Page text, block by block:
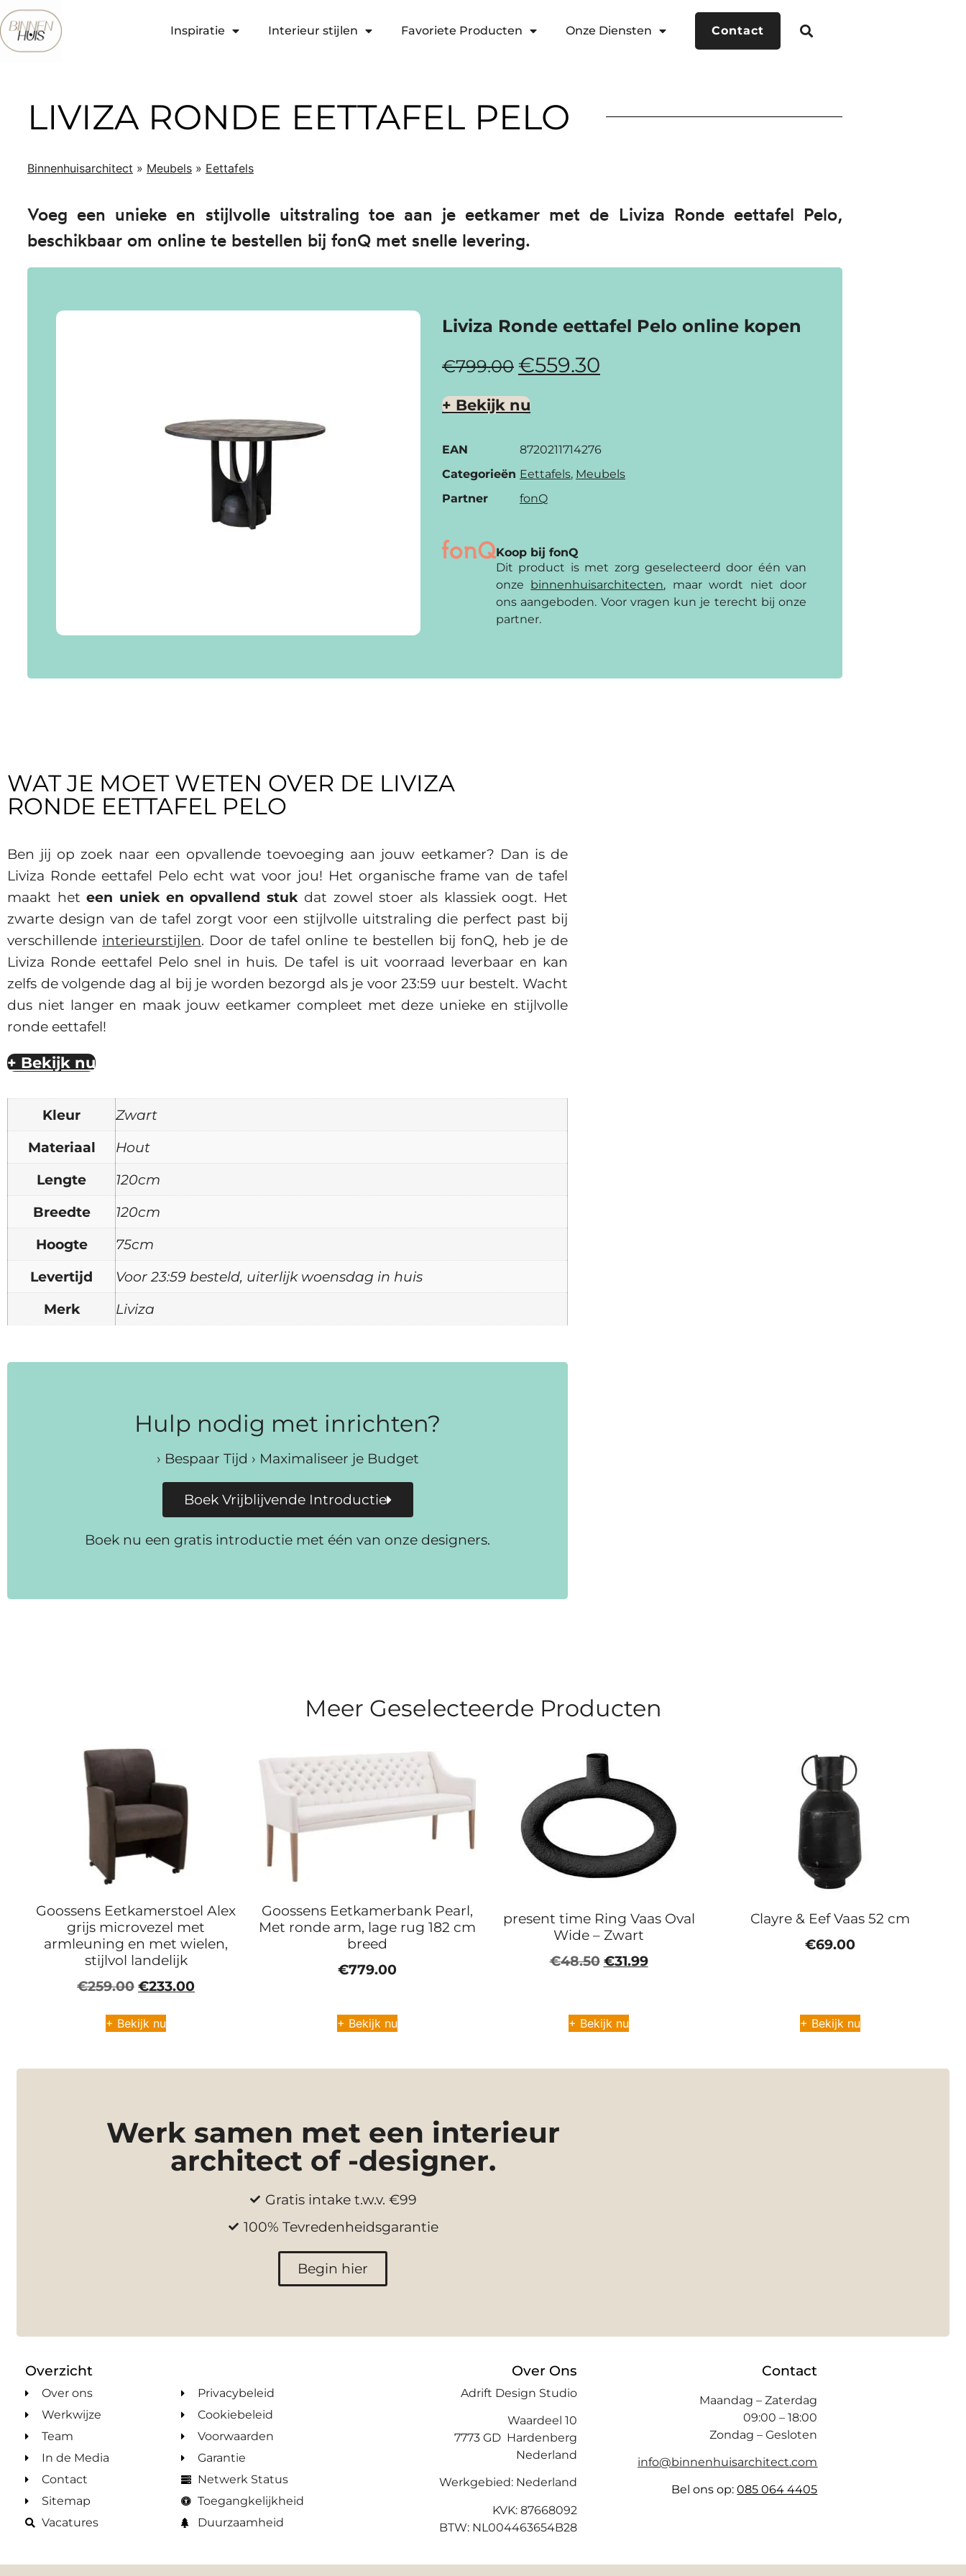
Inspiratie Interieur stijlen Favoriete Producten Onze Diensten Contact
LIVIZA RONDE EETTAFEL PELO
Binnenhuisarchitect » Meubels » Eettafels
Voeg een unieke en stijlvolle uitstraling toe aan je eetkamer met de Liviza Ronde eettafel Pelo,
beschikbaar om online te bestellen bij fonQ met snelle levering.
Liviza Ronde eettafel Pelo online kopen
€799.00 €559.30
+ Bekijk nu
EAN
8720211714276
Categorieën Eettafels, Meubels
Partner
fonQ
Koop bij fonQ
Dit product is met zorg geselecteerd door één van
onze binnenhuis­architecten, maar wordt niet door
ons aangeboden. Voor vragen kun je terecht bij onze
partner.
WAT JE MOET WETEN OVER DE LIVIZA
RONDE EETTAFEL PELO
Ben jij op zoek naar een opvallende toevoeging aan jouw eetkamer? Dan is de
Liviza Ronde eettafel Pelo echt wat voor jou! Het organische frame van de tafel
maakt heteen uniek en opvallend stukdat zowel stoer als klassiek oogt. Het
zwarte design van de tafel zorgt voor een stijlvolle uitstraling die perfect past bij
verschillende interieurstijlen. Door de tafel online te bestellen bij fonQ, heb je de
Liviza Ronde eettafel Pelo snel in huis. De tafel is uit voorraad leverbaar en kan
zelfs de volgende dag al bij je worden bezorgd als je voor 23:59 uur bestelt. Wacht
dus niet langer en maak jouw eetkamer compleet met deze unieke en stijlvolle
ronde eettafel!
+ Bekijk nu
Kleur
Zwart
Materiaal
Hout
Lengte
120cm
Breedte
120cm
Hoogte
75cm
Levertijd
Voor 23:59 besteld, uiterlijk woensdag in huis
Merk
Liviza
Hulp nodig met inrichten?
› Bespaar Tijd › Maximaliseer je Budget
Boek Vrijblijvende Introductie
Boek nu een gratis introductie met één van onze designers.
Meer Geselecteerde Producten
Goossens Eetkamerstoel Alex
grijs microvezel met
armleuning en met wielen,
stijlvol landelijk
€259.00 €233.00
+ Bekijk nu
Goossens Eetkamerbank Pearl,
Met ronde arm, lage rug 182 cm
breed
€779.00
+ Bekijk nu
present time Ring Vaas Oval
Wide – Zwart
€48.50 €31.99
+ Bekijk nu
Clayre & Eef Vaas 52 cm
€69.00
+ Bekijk nu
Werk samen met een interieur
architect of -designer.
Gratis intake t.w.v. €99
100% Tevredenheidsgarantie
Begin hier
Overzicht
Over ons
Werkwijze
Team
In de Media
Contact
Sitemap
Vacatures
Privacybeleid
Cookiebeleid
Voorwaarden
Garantie
Netwerk Status
Toegangkelijkheid
Duurzaamheid
Over Ons
Adrift Design Studio
Waardeel 10
7773 GD Hardenberg
Nederland
Werkgebied: Nederland
KVK: 87668092
BTW: NL004463654B28
Contact
Maandag – Zaterdag
09:00 – 18:00
Zondag – Gesloten
info@binnenhuisarchitect.com
Bel ons op:085 064 4405